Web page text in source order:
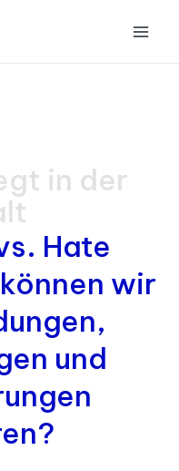
in der
Hate
wir
und